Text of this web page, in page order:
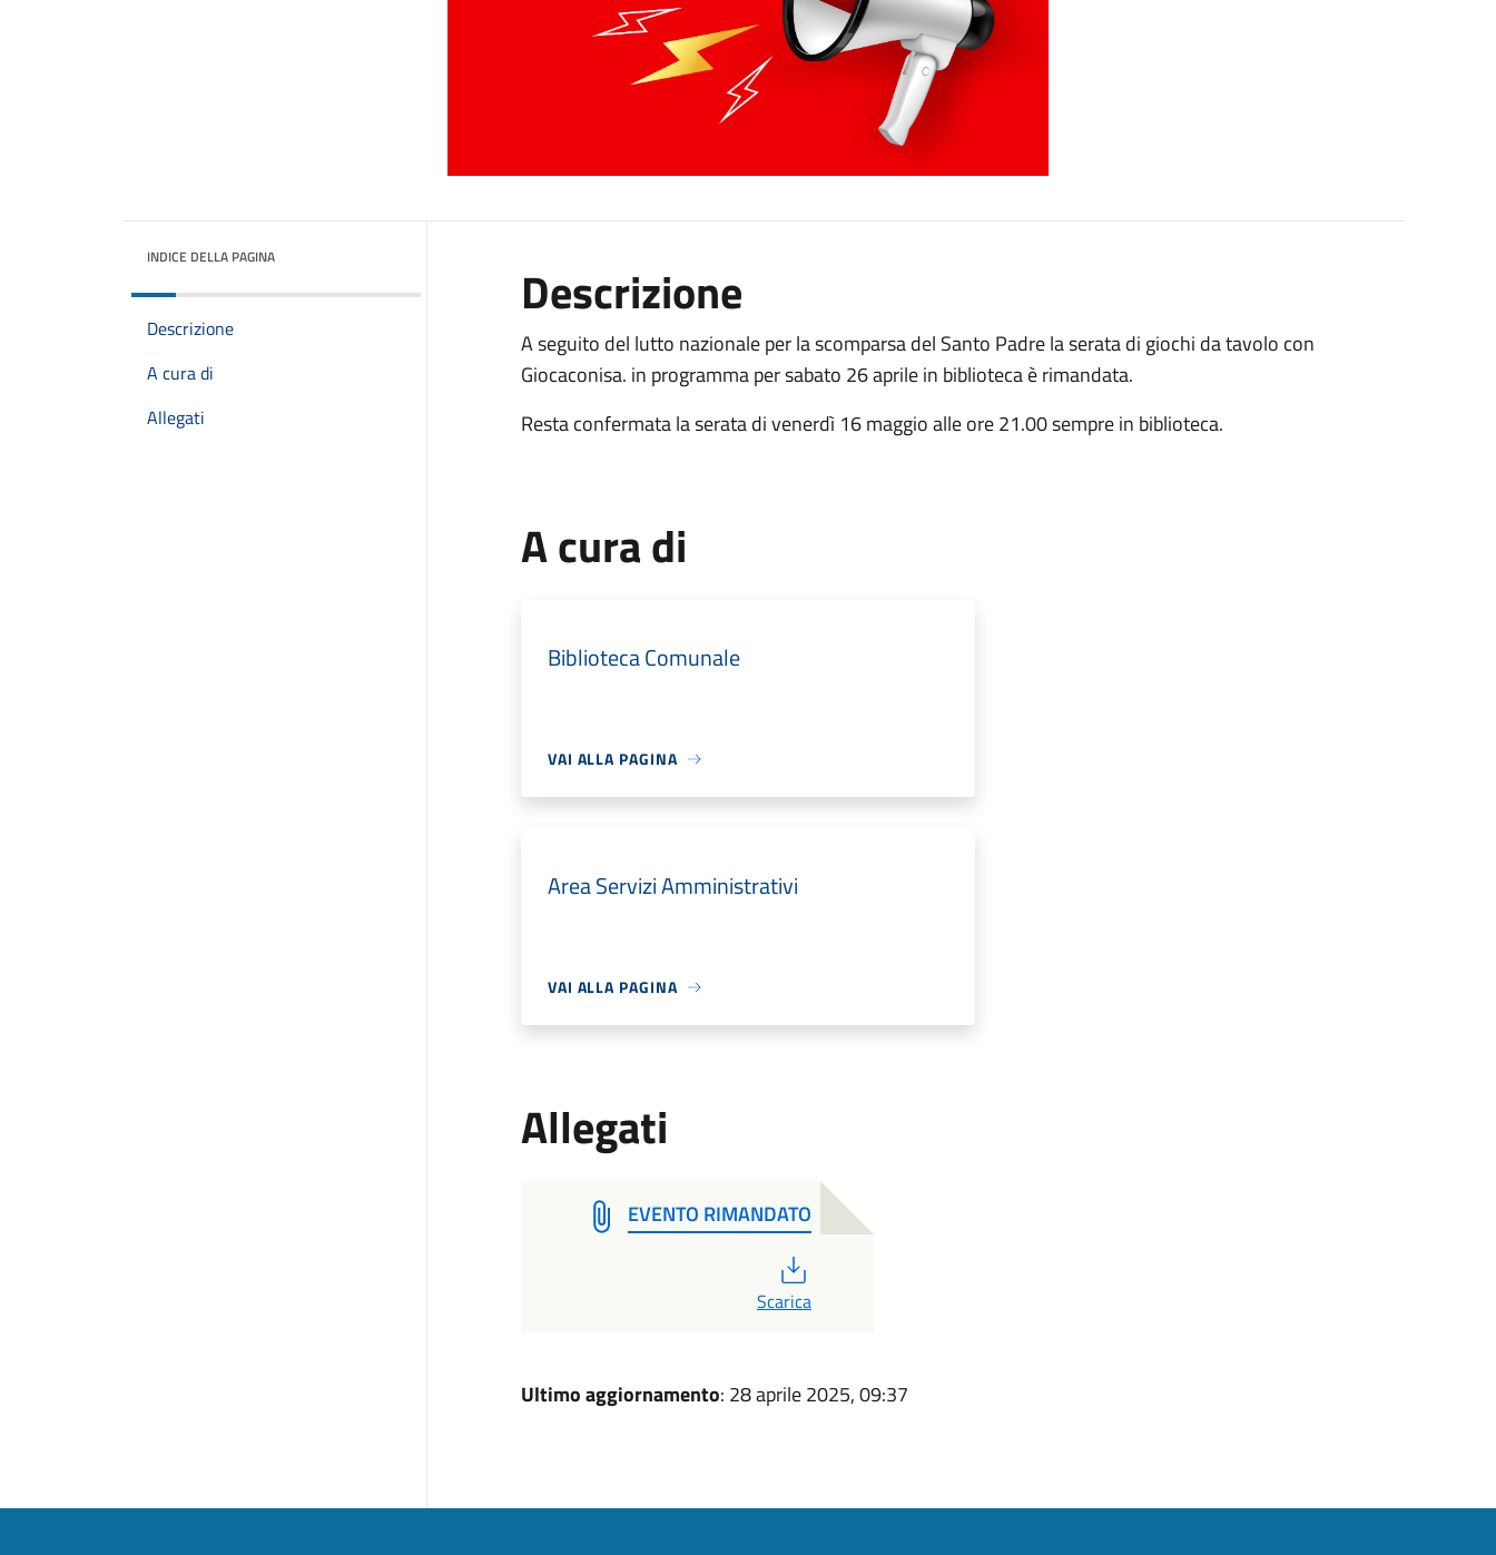
INDICE DELLA PAGINA
Descrizione
A cura di
Allegati
Descrizione
A seguito del lutto nazionale per la scomparsa del Santo Padre la serata di giochi da tavolo con
Giocaconisa. in programma per sabato 26 aprile in biblioteca è rimandata.
Resta confermata la serata di venerdì 16 maggio alle ore 21.00 sempre in biblioteca.
A cura di
Biblioteca Comunale
VAI ALLA PAGINA
Area Servizi Amministrativi
VAI ALLA PAGINA
Allegati
EVENTO RIMANDATO
Scarica
Ultimo aggiornamento: 28 aprile 2025, 09:37